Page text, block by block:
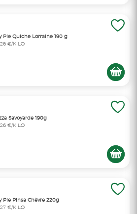
Pie Quiche Lorraine 190 g
€/KILO
Savoyarde 190g
€/KILO
Pie Pinsa Chèvre 220g
€/KILO